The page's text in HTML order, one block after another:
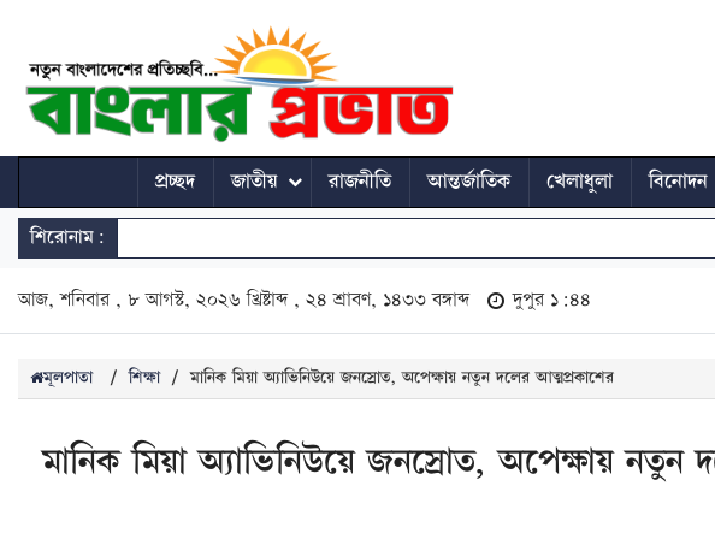
প্রচ্ছদ জাতীয় রাজনীতি আন্তর্জাতিক খেলাধুলা বিনোদন
শিরোনাম:
আজ, শনিবার , ৮ আগস্ট, ২০২৬ খ্রিষ্টাব্দ , ২৪ শ্রাবণ, ১৪৩৩ বঙ্গাব্দ দুপুর ১:৪৪
মূলপাতা / শিক্ষা / মানিক মিয়া অ্যাভিনিউয়ে জনস্রোত, অপেক্ষায় নতুন দলের আত্মপ্রকাশের
মানিক মিয়া অ্যাভিনিউয়ে জনস্রোত, অপেক্ষায় নতুন